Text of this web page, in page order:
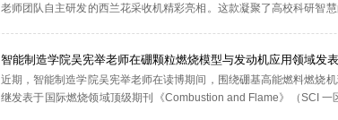
老师团队自主研发的西兰花采收机精彩亮相。这款凝聚了高校科研智
智能制造学院吴宪举老师在硼颗粒燃烧模型与发动机应用领域发
近期，智能制造学院吴宪举老师在读博期间，围绕硼基高能燃料燃烧
继发表于国际燃烧领域顶级期刊《Combustion and Flame》（SCI